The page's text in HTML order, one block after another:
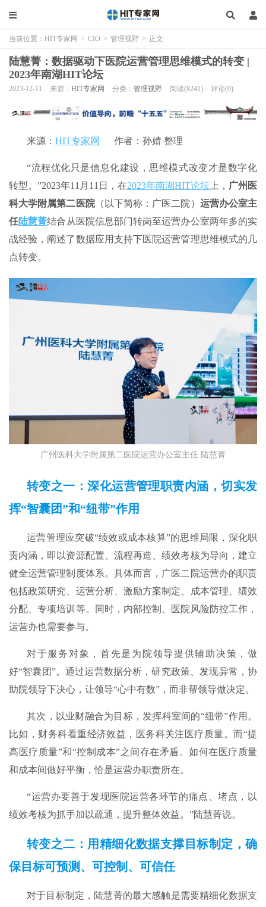
当前位置： HIT专家网 > CIO > 管理视野 > 正文
陆慧菁：数据驱动下医院运营管理思维模式的转变 |
2023年南湖HIT论坛
2023-12-11 来源： HIT专家网 分类： 管理视野 阅读(8241) 评论(0)
来源： HIT专家网 作者：孙婧 整理
“流程优化只是信息化建设，思维模式改变才是数字化
转型。”2023年11月11日，在2023年南湖HIT论坛上， 广州医
科大学附属第二医院（以下简称：广医二院） 运营办公室主
任陆慧菁结合从医院信息部门转岗至运营办公室两年多的实
战经验，阐述了数据应用支持下医院运营管理思维模式的几
点转变。
广州医科大学附属第二医院运营办公室主任 陆慧菁
转变之一：深化运营管理职责内涵，切实发
挥“智囊团”和“纽带”作用
运营管理应突破“绩效或成本核算”的思维局限，深化职
责内涵，即以资源配置、流程再造、绩效考核为导向，建立
健全运营管理制度体系。具体而言，广医二院运营办的职责
包括政策研究、运营分析、激励方案制定、成本管理、绩效
分配、专项培训等。同时，内部控制、医院风险防控工作，
运营办也需要参与。
对于服务对象，首先是为院领导提供辅助决策，做
好“智囊团”。通过运营数据分析，研究政策、发现异常，协
助院领导下决心，让领导“心中有数”，而非帮领导做决定。
其次，以业财融合为目标，发挥科室间的“纽带”作用。
比如，财务科看重经济效益，医务科关注医疗质量。而“提
高医疗质量”和“控制成本”之间存在矛盾。如何在医疗质量
和成本间做好平衡，恰是运营办职责所在。
“运营办要善于发现医院运营各环节的痛点、堵点，以
绩效考核为抓手加以疏通，提升整体效益。”陆慧菁说。
转变之二：用精细化数据支撑目标制定，确
保目标可预测、可控制、可信任
对于目标制定，陆慧菁的最大感触是需要精细化数据支